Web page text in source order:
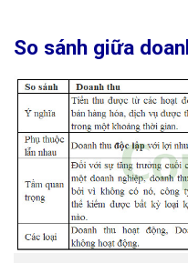
So sánh giữa